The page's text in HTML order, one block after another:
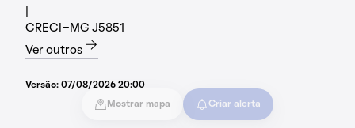
Mostrar mapa Criar alerta
CRECI-MG J5851
Ver outros
Versão: 07/08/2026 20:00